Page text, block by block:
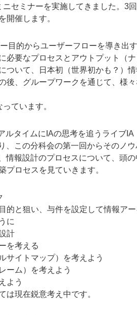
セミナーを実施してきました。3
開催します。
目的からユーザーフローを導き出
必要なプロセスとアウトプット（
ついて、日本初（世界初かも？）
後、グループワークを通じて、様
ています。
タイムにIAの思考を追うライブIA
、この分科会の第一回からそのノ
情報設計のプロセスについて、頭
プロセスを見ていきます。
的と狙い、与件を設定して情報ア
に
計
を考える
サイトマップ）を考えよう
ーム）を考えよう
よう
は現在鋭意考え中です。